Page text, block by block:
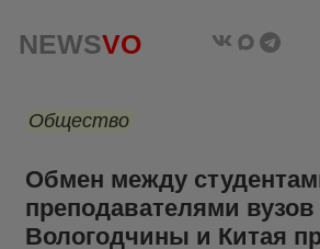
NEWSVO
Общество
Обмен между
преподавателями вузов
Вологодчины и Китая